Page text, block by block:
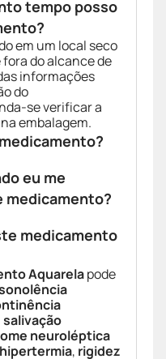
tempo posso
em um local seco
fora do alcance de
informações
do
se verificar a
embalagem.
eu me
medicamento?
medicamento
Aquarelapode
salivação
neuroléptica
hipertermia, rigidez